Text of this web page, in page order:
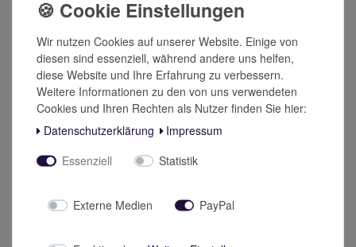
aufgenommen werden.
Wie, wann und in welcher Dosierung werden die
Kapseln eingenommen?
Wir empfehlen, 2 Kapseln täglich, je 1 morgens und
mittags, mit ausreichend Flüssigkeit einzunehmen.
Lagern Sie die Kapseln kühl, trocken und lichtgeschützt
außerhalb der Reichweite von kleinen Kindern.
Wenn Sie regelmäßig Medikamente nehmen, klären Sie
bitte vorab mit Ihrem Arzt, ob Sie Resveratrol einnehmen
Wir nutzen Cookies auf unserer Website. Einige von
diesen sind essenziell, während andere uns helfen,
diese Website und Ihre Erfahrung zu verbessern.
Weitere Informationen zu den von uns verwendeten
Cookies und Ihren Rechten als Nutzer finden Sie hier:
Daten­schutz­erklärung
Impressum
Essenziell
Statistik
Externe Medien PayPal